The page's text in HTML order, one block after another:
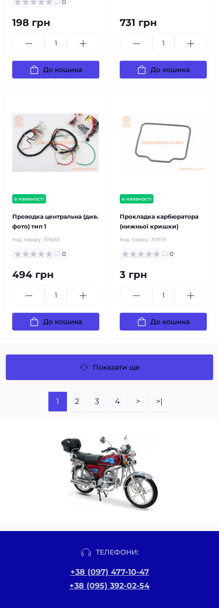
0
198 грн
До кошика
731 грн
До кошика
в наявності
Проводка центральна (див.
фото) тип 1
Код товару: 319265
0
494 грн
До кошика
в наявності
Прокладка карбюратора
(нижньої кришки)
Код товару: 319119
0
3 грн
До кошика
Показати ще
1 2 3 4 > >|
ТЕЛЕФОНИ:
+38 (097) 477-10-47
+38 (095) 392-02-54